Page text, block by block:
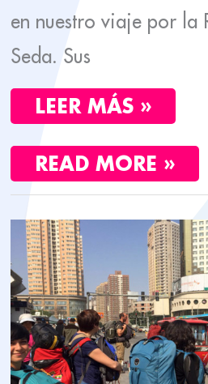
en nuestro viaje por la
Seda. Sus
LEER MÁS »
READ MORE »
DÜNGHUANG,
LA
CIUDAD
JUNTO
AL
GOBI